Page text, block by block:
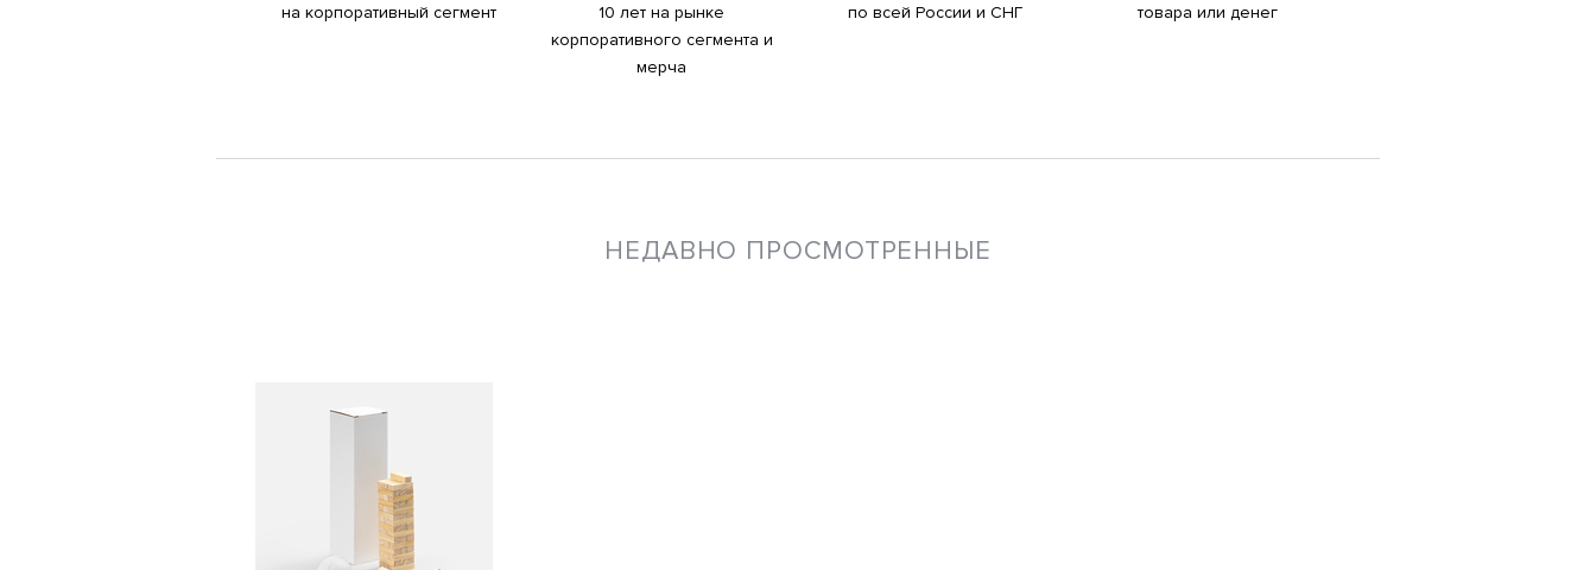
на корпоративный сегмент
10 лет на рынке
корпоративного сегмента и
мерча
по всей России и СНГ
товара или денег
НЕДАВНО ПРОСМОТРЕННЫЕ